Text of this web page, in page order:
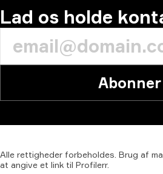
Lad os holde
Abonner
Alle rettigheder forbeholdes. Brug af
at angive et link til Profilerr.